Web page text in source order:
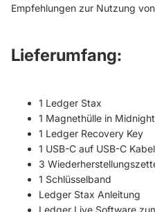
Empfehlungen zur Nutzung
Lieferumfang:
1 Ledger Stax
1 Magnethülle in
1 Ledger Recovery Key
1 USB-C auf USB-C Kabel
3
1 Schlüsselband
Ledger Stax Anleitung